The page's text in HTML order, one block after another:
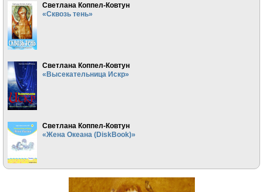
Светлана Коппел-Ковтун
«Сквозь тень»
Светлана Коппел-Ковтун
«Высекательница Искр»
Светлана Коппел-Ковтун
«Жена Океана (DiskBook)»